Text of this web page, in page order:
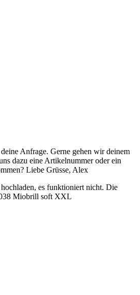
Anfrage. Gerne gehen wir deinem
dazu eine Artikelnummer oder ein
Liebe Grüsse, Alex
es funktioniert nicht. Die
Miobrill soft XXL